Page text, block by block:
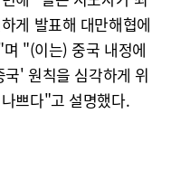
게 발표해 대만해협에
"(이는) 중국 내정에
' 원칙을 심각하게 위
쁘다"고 설명했다.